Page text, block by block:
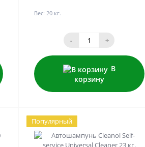
Вес: 20 кг.
- +
В
корзину
Популярный